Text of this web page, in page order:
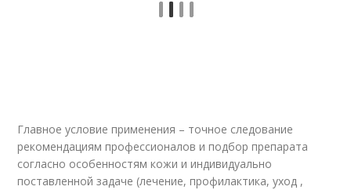
Главное условие применения – точное следование
рекомендациям профессионалов и подбор препарата
согласно особенностям кожи и индивидуально
поставленной задаче (лечение, профилактика, уход ,